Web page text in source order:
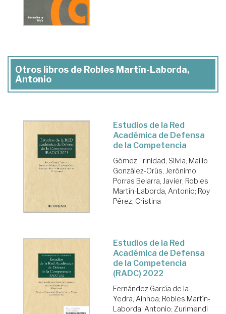
Otros libros de Robles Martín-Laborda,
Antonio
Estudios de la Red
Académica de Defensa
de la Competencia
Gómez Trinidad, Silvia; Maillo
González-Orús, Jerónimo;
Porras Belarra, Javier; Robles
Martín-Laborda, Antonio; Roy
Pérez, Cristina
Estudios de la Red
Académica de Defensa
de la Competencia
(RADC) 2022
Fernández García de la
Yedra, Ainhoa; Robles Martín-
Laborda, Antonio; Zurimendi